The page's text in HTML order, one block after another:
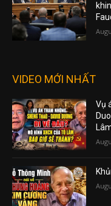
VIDEO MỚI NHẤT
Vụ